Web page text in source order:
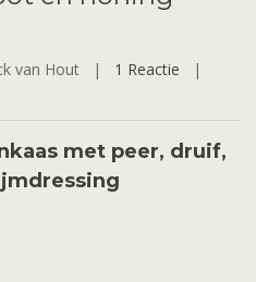
van Hout | 1 Reactie |
met peer, druif,